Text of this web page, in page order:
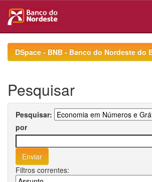
navigationDSpace - BNB - Banco do Nordeste do
Pesquisar
Pesquisar:
por
Filtros correntes: